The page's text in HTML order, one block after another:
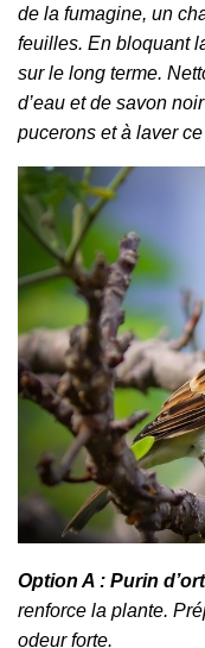
de la fumagine, un
feuilles. En bloquant
sur le long terme.
d’eau et de savon
pucerons et à laver
Option A : Purin
renforce la plante.
odeur forte.